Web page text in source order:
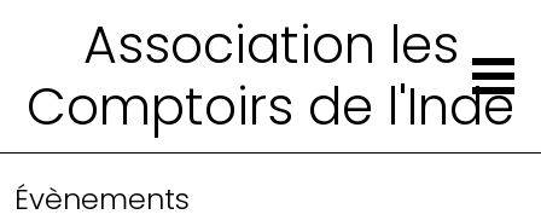
Association les
Comptoirs de l'Inde
Évènements
4 h 00 min